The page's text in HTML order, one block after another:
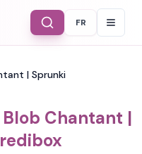
Select
FR
| Sprunki
Chantant |